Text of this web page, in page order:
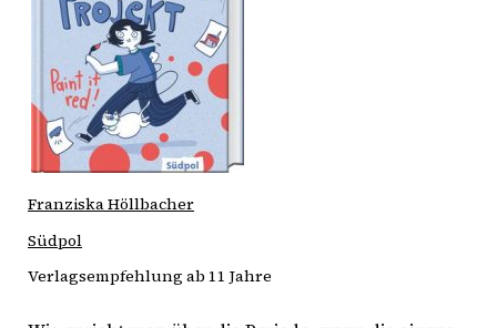
Franziska Höllbacher
Südpol
Verlagsempfehlung ab 11 Jahre